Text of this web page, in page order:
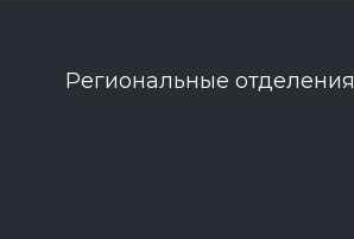
Региональные отделения